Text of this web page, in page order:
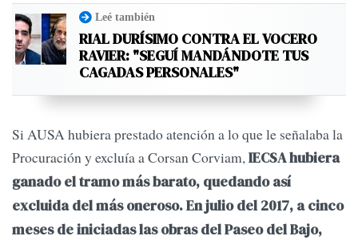
Leé también
RIAL DURÍSIMO CONTRA EL VOCERO
RAVIER: "SEGUÍ MANDÁNDOTE TUS
CAGADAS PERSONALES"
Si AUSA hubiera prestado atención a lo que le señalaba la
Procuración y excluía a Corsan Corviam,IECSA hubiera
ganado el tramo más barato, quedando así
excluida del más oneroso. En julio del 2017, a cinco
meses de iniciadas las obras del Paseo del Bajo,